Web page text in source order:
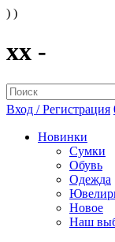
) )
xx -
Вход / Регистрация
Новинки
Сумки
Обувь
Одежда
Новое
Наш